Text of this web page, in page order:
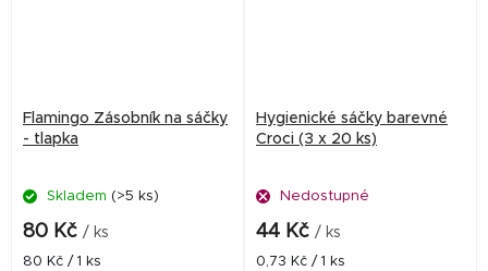
Flamingo Zásobník na sáčky
- tlapka
Skladem (>5 ks)
80 Kč / ks
Měrná
80 Kč / 1 ks
Hygienické sáčky barevné
Croci (3 x 20 ks)
Nedostupné
44 Kč / ks
Měrná
0,73 Kč / 1 ks